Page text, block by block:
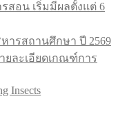
สอน เริ่มมีผลตั้งแต่ 6
ารสถานศึกษา ปี 2569
ยละเอียดเกณฑ์การ
Insects